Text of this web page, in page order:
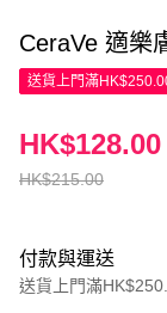
送貨上門滿
HK$215.00
HK$128.00
付款與運送
送貨上門滿